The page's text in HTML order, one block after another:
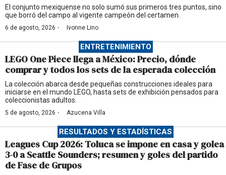
El conjunto mexiquense no solo sumó sus primeros tres puntos, sino
que borró del campo al vigente campeón del certamen.
6 de agosto, 2026 · Ivonne Lino
ENTRETENIMIENTO
LEGO One Piece llega a México: Precio, dónde
comprar y todos los sets de la esperada colección
La colección abarca desde pequeñas construcciones ideales para
iniciarse en el mundo LEGO, hasta sets de exhibición pensados para
coleccionistas adultos.
5 de agosto, 2026 · Azucena Villa
RESULTADOS Y ESTADÍSTICAS
Leagues Cup 2026: Toluca se impone en casa y golea
3-0 a Seattle Sounders; resumen y goles del partido
de Fase de Grupos